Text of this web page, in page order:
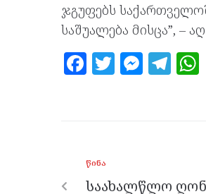
ჯგუფებს
საშუალება მისცა”, –
F
o
o
T M
er
T
m
ᲬᲘᲜᲐ
საახალწლო